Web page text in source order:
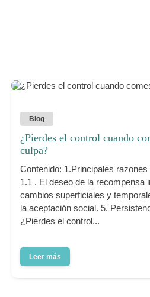
Blog
¿Pierdes el control cuando
culpa?
Contenido: 1.Principales
1.1 . El deseo de la recompensa
cambios superficiales y
la aceptación social. 5.
¿Pierdes el control...
Leer más